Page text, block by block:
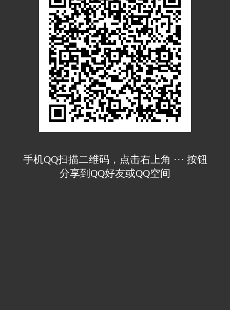
手机QQ扫描二维码，点击右上角 ··· 按钮
分享到QQ好友或QQ空间